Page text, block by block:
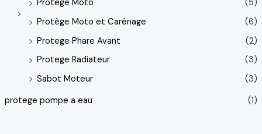
Protege Moto
(5)
Protège Moto et Carénage
(6)
Protege Phare Avant
(2)
Protege Radiateur
(3)
Sabot Moteur
(3)
protege pompe a eau
(1)